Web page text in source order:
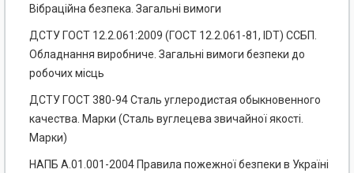
Вібраційна безпека. Загальні вимоги
ДСТУ ГОСТ 12.2.061:2009 (ГОСТ 12.2.061-81, IDT) ССБП.
Обладнання виробниче. Загальні вимоги безпеки до
робочих місць
ДСТУ ГОСТ 380-94 Сталь углеродистая обыкновенного
качества. Марки (Сталь вуглецева звичайної якості.
Марки)
НАПБ А.01.001-2004 Правила пожежної безпеки в Україні